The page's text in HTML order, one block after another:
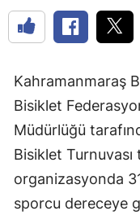
Kahramanmaraş
Bisiklet
Müdürlüğü
Bisiklet
organizasyonda
sporcu dereceye